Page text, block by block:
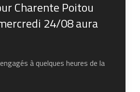
Charente Poitou
24/08 aura
à quelques heures de la